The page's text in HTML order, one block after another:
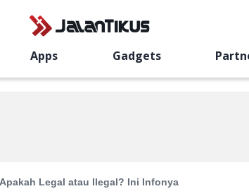
Apps Gadgets
Legal atau Ilegal? Ini Infonya